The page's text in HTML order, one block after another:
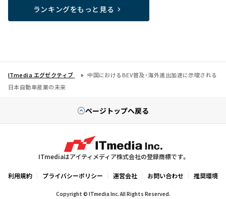
ランキングをもっと見る
ITmedia エグゼクティブ
中国におけるBEV普及・海外進出加速に示唆される
日本自動車産業の未来
ページトップへ戻る
ITmediaはアイティメディア株式会社の登録商標です。
利用規約 プライバシーポリシー 運営会社 お問い合わせ 推奨環境
Copyright © ITmedia Inc. All Rights Reserved.